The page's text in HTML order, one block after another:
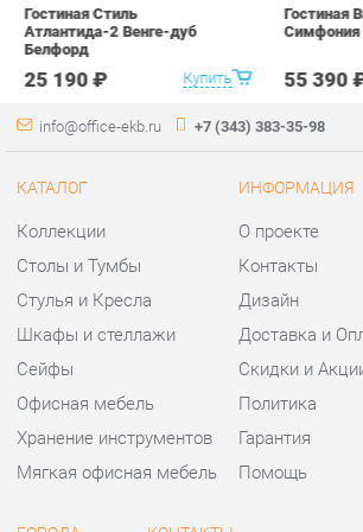
КАТАЛОГ
Коллекции
Стулья и Кресла
Офисная мебель
Хранение инструментов
Мягкая офисная мебель
ИНФОРМАЦИЯ
О проекте
Дизайн
Политика
Гарантия
Помощь
ГОРОДА
Весь мир
Екатеринбург
Шоурум и склад самовывоза
Адрес: г.Екатеринбург,
Уральских рабочих, 54